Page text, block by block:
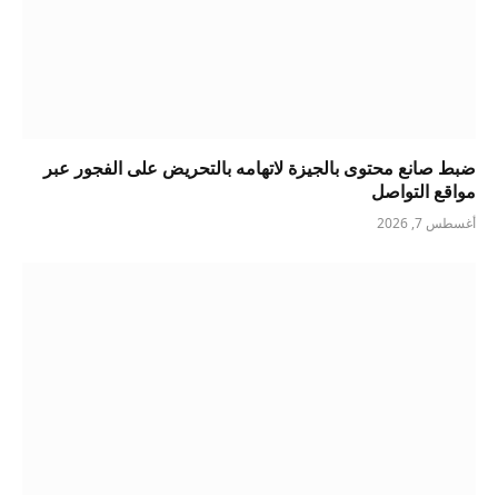
ضبط صانع محتوى بالجيزة لاتهامه بالتحريض على الفجور عبر
مواقع التواصل
أغسطس 7, 2026